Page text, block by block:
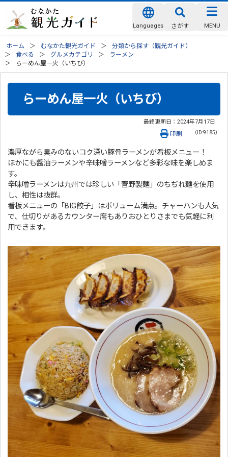
Languages さがす MENU
ホーム むなかた観光ガイド
分類から探す（観光ガイド）
食べる
グルメカテゴリ
ラーメン
らーめん屋一火（いちび）
らーめん屋一火（いちび）
最終更新日： 2024年7月17日
（ID:9185）
印刷
濃厚ながら臭みのないコク深い豚骨ラーメンが看板メニュー！
ほかにも醤油ラーメンや辛味噌ラーメンなど多彩な味を楽しめま
す。
辛味噌ラーメンは九州では珍しい「菅野製麺」のちぢれ麺を使用
し、相性は抜群。
看板メニューの「BIG餃子」はボリューム満点。チャーハンも人気
で、仕切りがあるカウンター席もありおひとりさまでも気軽に利
用できます。